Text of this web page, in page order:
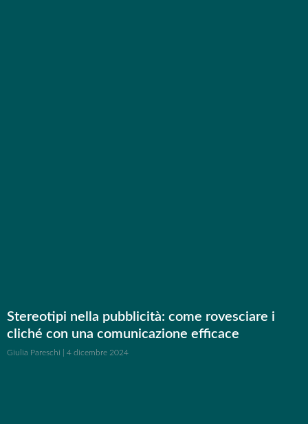
Stereotipi nella pubblicità: come rovesciare i
cliché con una comunicazione efficace
Giulia Pareschi 4 dicembre 2024